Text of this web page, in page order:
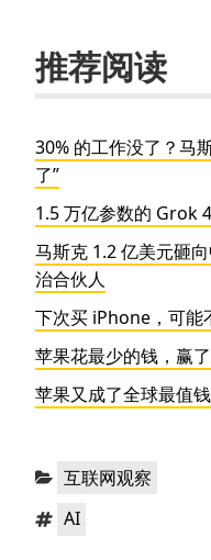
推荐阅读
30% 的工作没了？马
了”
1.5 万亿参数的 Grok
马斯克 1.2 亿美元砸
治合伙人
下次买 iPhone，可能
苹果花最少的钱，赢
苹果又成了全球最值
分 互联网观察
标 AI